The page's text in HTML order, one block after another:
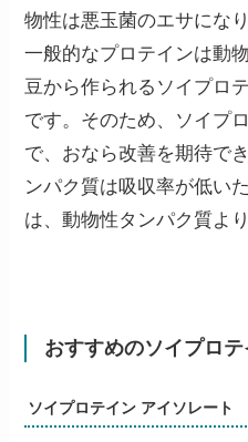
物性は悪玉菌のエサにな
一般的なプロテインは動
豆から作られるソイプロ
です。そのため、ソイプ
で、おなら改善を期待で
ンパク質は吸収率が低い
は、動物性タンパク質よ
おすすめのソイプロ
ソイプロテイン アイソレート